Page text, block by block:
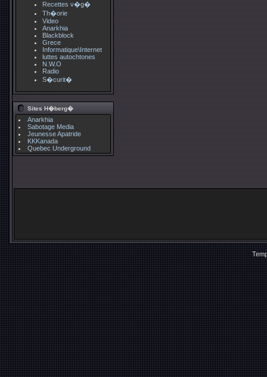
Recettes v�g�
Th�orie
Video
Anarkhia
Blackblock
Grece
Informatique\Internet
luttes autochtones
N.W.O
Radio
S�curit�
Sites H�berg�
Anarkhia
Sabotage Media
Jeunesse Apatride
KKKanada
Quebec Underground